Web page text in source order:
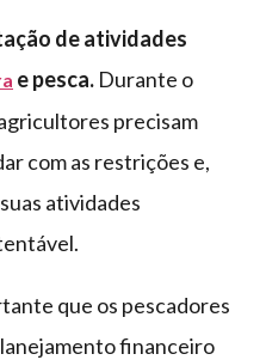
de atividades
e pesca. Durante o
precisam
com as restrições e,
atividades
que os pescadores
financeiro